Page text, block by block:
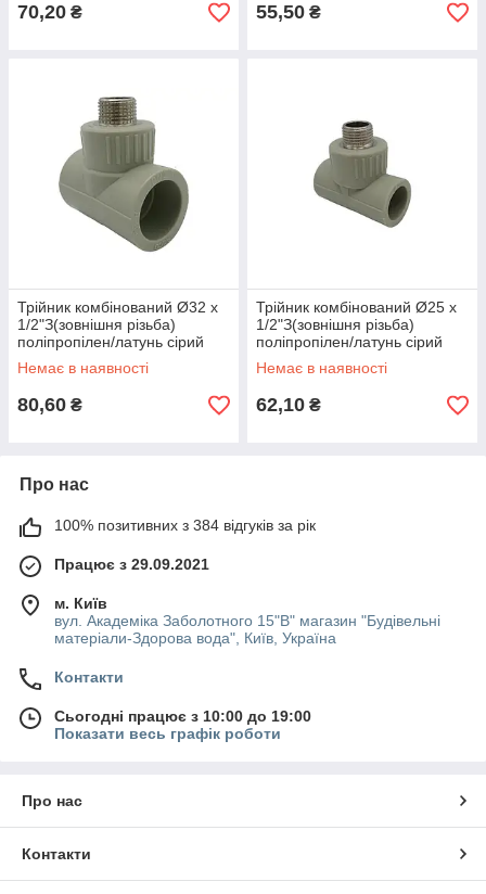
70,20 ₴ 55,50 ₴
Трійник комбінований Ø32 x
1/2"З(зовнішня різьба)
поліпропілен/латунь сірий
колір Asco®
Немає в наявності
80,60 ₴
Трійник комбінований Ø25 x
1/2"З(зовнішня різьба)
поліпропілен/латунь сірий
колір Asco®
Немає в наявності
62,10 ₴
Про нас
100% позитивних з 384 відгуків за рік
Працює з 29.09.2021
м. Київ
вул. Академіка Заболотного 15"В" магазин "Будівельні
матеріали-Здорова вода", Київ, Україна
Контакти
Сьогодні працює з 10:00 до 19:00
Показати весь графік роботи
Про нас
Контакти